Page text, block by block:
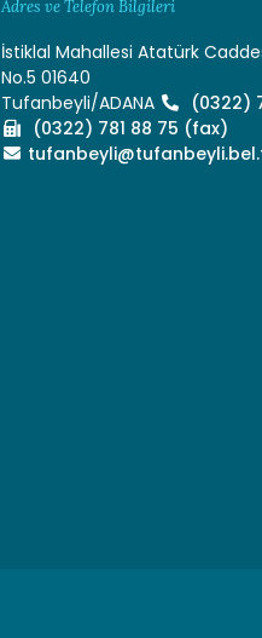
Adres ve Telefon Bilgileri
İstiklal Mahallesi Atatürk
No.5 01640
Tufanbeyli/ADANA
(0322)
(0322) 781 88 75 (fax)